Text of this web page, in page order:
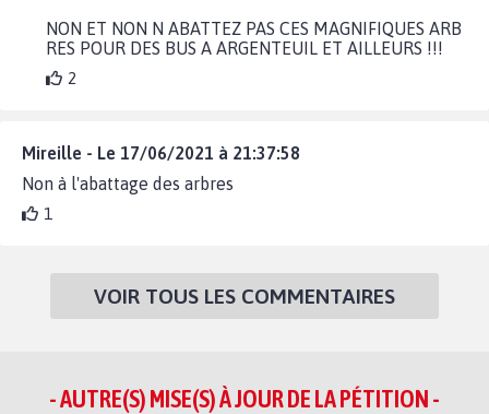
NON ET NON N ABATTEZ PAS CES MAGNIFIQUES ARB
RES POUR DES BUS A ARGENTEUIL ET AILLEURS !!!
2
Mireille - Le 17/06/2021 à 21:37:58
Non à l'abattage des arbres
1
VOIR TOUS LES COMMENTAIRES
- AUTRE(S) MISE(S) À JOUR DE LA PÉTITION -